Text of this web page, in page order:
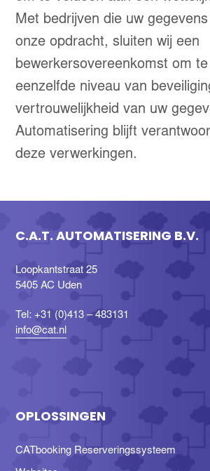
Met bedrijven die uw
onze opdracht, sluiten wij een
bewerkersovereenkomst om
eenzelfde niveau van
vertrouwelijkheid van uw
Automatisering blijft
deze verwerkingen.
C.A.T. AUTOMATISERING B.V.
Loopkantstraat 25
5405 AC Uden
Tel: +31 (0)413 – 483131
info@cat.nl
OPLOSSINGEN
CATbooking Reserveringssysteem